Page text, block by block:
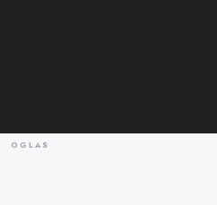
Državni organi, organi
djelatnosti od javnog
mogle nastupiti štetne